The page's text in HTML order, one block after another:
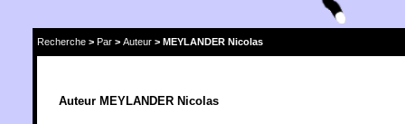
Recherche > Par > Auteur > MEYLANDER Nicolas
Auteur MEYLANDER Nicolas